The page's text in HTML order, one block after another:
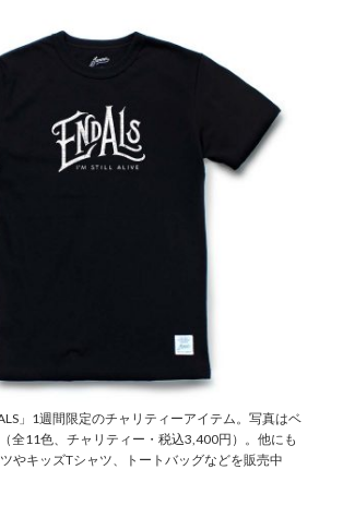
」1週間限定のチャリティーアイテム。写真はベ
全11色、チャリティー・税込3,400円）。他にも
やキッズTシャツ、トートバッグなどを販売中